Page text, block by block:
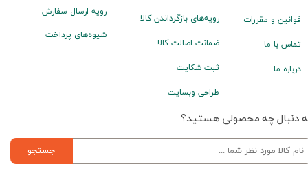
رویه ارسال سفارش
شیوه‌های پرداخت
رویه‌های بازگرداندن کالا
ضمانت اصالت کالا
ثبت شکایت
طراحی وبسایت
قوانین و مقررات
تماس با ما
درباره ما
دنبال چه محصولی هستید؟
جستجو